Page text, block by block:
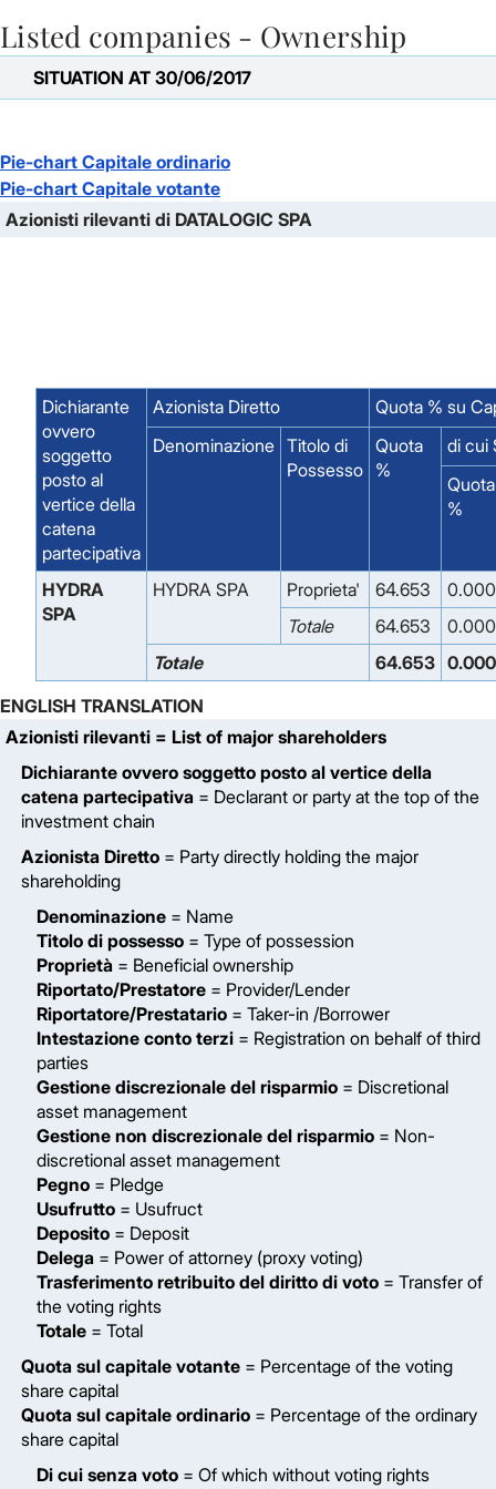
Skip to Main Content
Listed companies - Ownership
SITUATION AT 30/06/2017
Pie-chart Capitale ordinario
Pie-chart Capitale votante
Azionisti rilevanti di DATALOGIC SPA
Dichiarante
ovvero
soggetto
posto al
vertice della
catena
partecipativa
Azionista Diretto
Quota % su
Denominazione Titolo di
Possesso
Quota
%
di cui
Quota
%
HYDRA
SPA
HYDRA SPA Proprieta' 64.653
0.000
Totale
64.653
0.000
Totale
64.653 0.000
ENGLISH TRANSLATION
Azionisti rilevanti = List of major shareholders
Dichiarante ovvero soggetto posto al vertice della
catena partecipativa = Declarant or party at the top of the
investment chain
Azionista Diretto = Party directly holding the major
shareholding
Denominazione = Name
Titolo di possesso = Type of possession
Proprietà = Beneficial ownership
Riportato/Prestatore = Provider/Lender
Riportatore/Prestatario = Taker-in /Borrower
Intestazione conto terzi = Registration on behalf of third
parties
Gestione discrezionale del risparmio = Discretional
asset management
Gestione non discrezionale del risparmio = Non-
discretional asset management
Pegno = Pledge
Usufrutto = Usufruct
Deposito = Deposit
Delega = Power of attorney (proxy voting)
Trasferimento retribuito del diritto di voto = Transfer of
the voting rights
Totale = Total
Quota sul capitale votante = Percentage of the voting
share capital
Quota sul capitale ordinario = Percentage of the ordinary
share capital
Di cui senza voto = Of which without voting rights